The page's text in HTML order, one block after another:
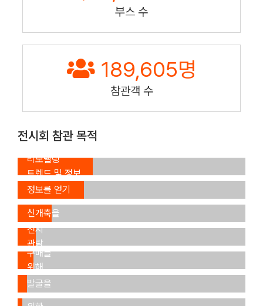
부스 수
189,605명
참관객 수
전시회 참관 목적
인테리어,
리모델링
트렌드 및 정보
수집 (33.4%)
신제품,
신기술
정보를 얻기
위해
(28.5%)
장래
주택의
신개축을
위해
(15.0%)
일반
전시
관람
(7.9%)
제품
구매를
위해
(7.5%)
신규
거래처
발굴을
위해
본
전시회
참가를
세미나,